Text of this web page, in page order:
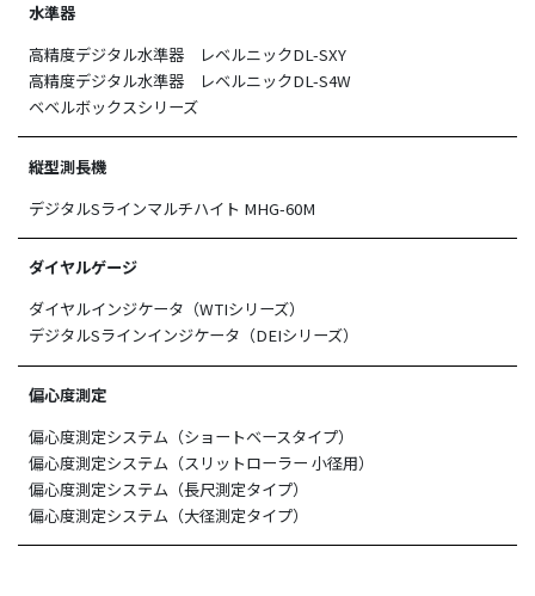
水準器
高精度デジタル水準器 レベルニックDL-SXY
高精度デジタル水準器 レベルニックDL-S4W
ベベルボックスシリーズ
縦型測長機
デジタルSラインマルチハイト MHG-60M
ダイヤルゲージ
ダイヤルインジケータ（WTIシリーズ）
デジタルSラインインジケータ（DEIシリーズ）
偏心度測定
偏心度測定システム（ショートベースタイプ）
偏心度測定システム（スリットローラー 小径用）
偏心度測定システム（長尺測定タイプ）
偏心度測定システム（大径測定タイプ）